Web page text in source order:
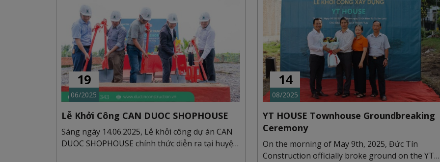
19
06/2025
Lễ Khởi Công CAN DUOC SHOPHOUSE
Sáng ngày 14.06.2025, Lễ khởi công dự án CAN
DUOC SHOPHOUSE chính thức diễn ra tại huyện
14
08/2025
YT HOUSE Townhouse Groundbreaking
Ceremony
On the morning of May 9th, 2025, Đức Tín
Construction officially broke ground on the YT